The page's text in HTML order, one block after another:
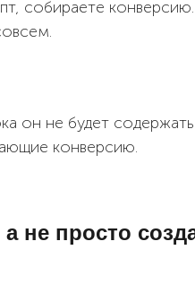
собираете
он не будет
конверсию.
не просто